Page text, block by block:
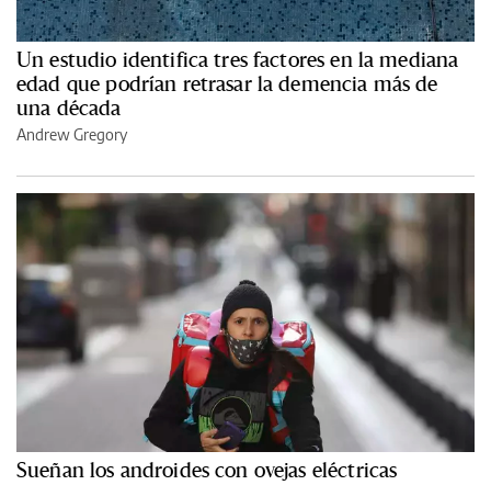
Un estudio identifica tres factores en la mediana
edad que podrían retrasar la demencia más de
una década
Andrew Gregory
Sueñan los androides con ovejas eléctricas